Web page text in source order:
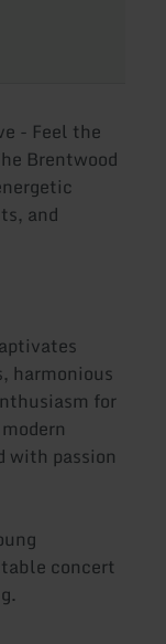
- Feel the
Brentwood
and
harmonious
for
with passion
concert